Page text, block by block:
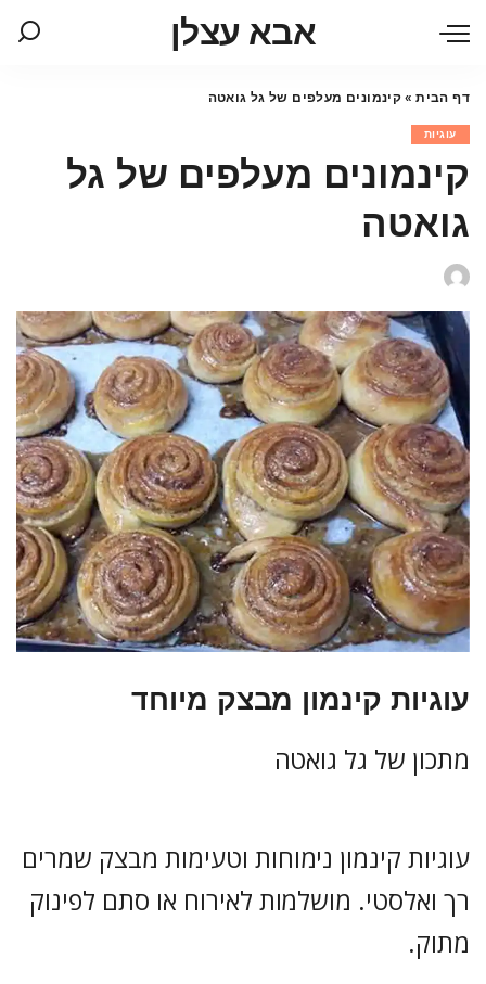
אבא עצלן
דף הבית» קינמונים מעלפים של גל גואטה
עוגיות
קינמונים מעלפים של גל
גואטה
עוגיות קינמון מבצק מיוחד
מתכון של גל גואטה
עוגיות קינמון נימוחות וטעימות מבצק שמרים
רך ואלסטי. מושלמות לאירוח או סתם לפינוק
מתוק.